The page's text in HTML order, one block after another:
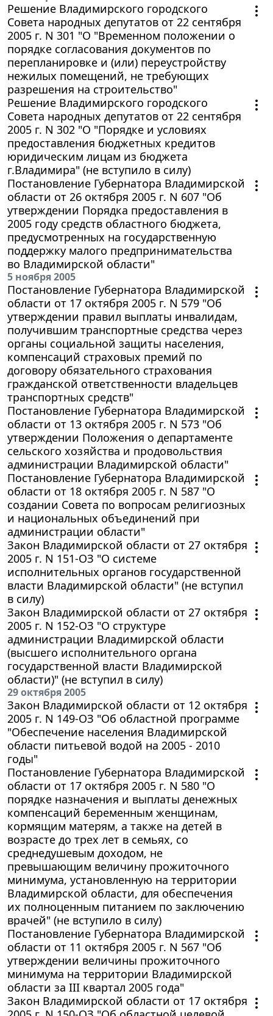
Решение Владимирского городского
Совета народных депутатов от 22 сентября
2005 г. N 301 "О "Временном положении о
порядке согласования документов по
перепланировке и (или) переустройству
нежилых помещений, не требующих
разрешения на строительство"
Решение Владимирского городского
Совета народных депутатов от 22 сентября
2005 г. N 302 "О "Порядке и условиях
предоставления бюджетных кредитов
юридическим лицам из бюджета
г.Владимира" (не вступило в силу)
Постановление Губернатора Владимирской
области от 26 октября 2005 г. N 607 "Об
утверждении Порядка предоставления в
2005 году средств областного бюджета,
предусмотренных на государственную
поддержку малого предпринимательства
во Владимирской области"
5 ноября 2005
Постановление Губернатора Владимирской
области от 17 октября 2005 г. N 579 "Об
утверждении правил выплаты инвалидам,
получившим транспортные средства через
органы социальной защиты населения,
компенсаций страховых премий по
договору обязательного страхования
гражданской ответственности владельцев
транспортных средств"
Постановление Губернатора Владимирской
области от 13 октября 2005 г. N 573 "Об
утверждении Положения о департаменте
сельского хозяйства и продовольствия
администрации Владимирской области"
Постановление Губернатора Владимирской
области от 18 октября 2005 г. N 587 "О
создании Совета по вопросам религиозных
и национальных объединений при
администрации области"
Закон Владимирской области от 27 октября
2005 г. N 151-ОЗ "О системе
исполнительных органов государственной
власти Владимирской области" (не вступил
в силу)
Закон Владимирской области от 27 октября
2005 г. N 152-ОЗ "О структуре
администрации Владимирской области
(высшего исполнительного органа
государственной власти Владимирской
области)" (не вступил в силу)
29 октября 2005
Закон Владимирской области от 12 октября
2005 г. N 149-ОЗ "Об областной программе
"Обеспечение населения Владимирской
области питьевой водой на 2005 - 2010
годы"
Постановление Губернатора Владимирской
области от 17 октября 2005 г. N 580 "О
порядке назначения и выплаты денежных
компенсаций беременным женщинам,
кормящим матерям, а также на детей в
возрасте до трех лет в семьях, со
среднедушевым доходом, не
превышающим величину прожиточного
минимума, установленную на территории
Владимирской области, для обеспечения
их полноценным питанием по заключению
врачей" (не вступило в силу)
Постановление Губернатора Владимирской
области от 11 октября 2005 г. N 567 "Об
утверждении величины прожиточного
минимума на территории Владимирской
области за III квартал 2005 года"
Закон Владимирской области от 17 октября